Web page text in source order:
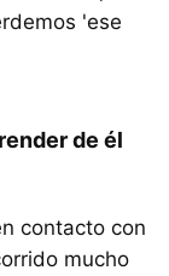
'ese
de él
contacto con
mucho